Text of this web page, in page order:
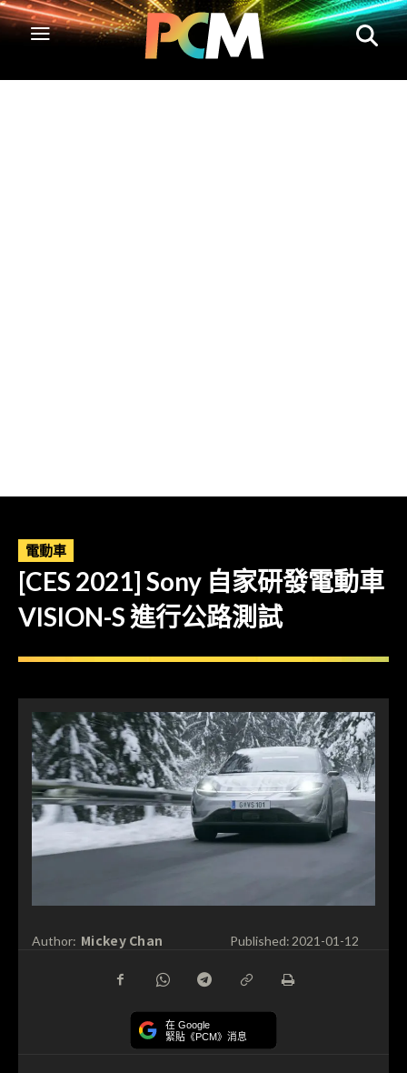
電動車
[CES 2021] Sony 自家研發電動車
VISION-S 進行公路測試
Author: Mickey Chan Published: 2021-01-12
在 Google
緊貼《PCM》消息